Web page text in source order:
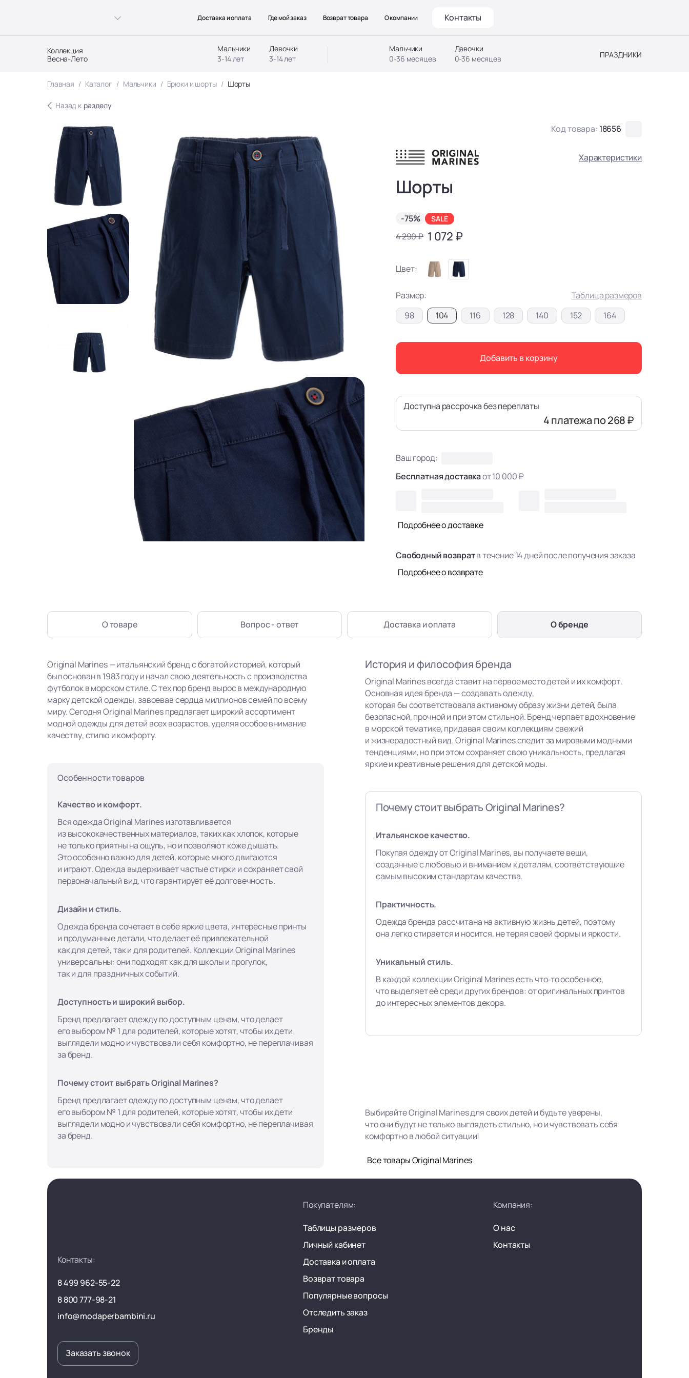
Коллекция
Весна-Лето
Мальчики
3-14 лет
Девочки
3-14 лет
Мальчики
0-36 месяцев
Девочки
0-36 месяцев
ПРАЗДНИКИ
Доставка и оплата Где мой заказ Возврат товара О компании Контакты
Главная Каталог Мальчики Брюки и шорты Шорты
Назад к разделу
Код товара: 18656
Характеристики
Шорты
-75% SALE
4 290 ₽ 1 072 ₽
Цвет:
Размер:
Таблица размеров
98
104 116 128 140 152 164
Добавить в корзину
Доступна рассрочка без переплаты
4 платежапо 268 ₽
Ваш город:
Бесплатная доставкаот 10 000 ₽
Подробнее о доставке
Свободный возвратв течение 14 дней после получения заказа
Подробнее о возврате
О товаре Вопрос - ответ Доставка и оплата О бренде
Original Marines — итальянский бренд с богатой историей, который
был основан в 1983 году и начал свою деятельность с производства
футболок в морском стиле. С тех пор бренд вырос в международную
марку детской одежды, завоевав сердца миллионов семей по всему
миру. Сегодня Original Marines предлагает широкий ассортимент
модной одежды для детей всех возрастов, уделяя особое внимание
качеству, стилю и комфорту.
Особенности товаров
Качество и комфорт.
Вся одежда Original Marines изготавливается
из высококачественных материалов, таких как хлопок, которые
не только приятны на ощупь, но и позволяют коже дышать.
Это особенно важно для детей, которые много двигаются
и играют. Одежда выдерживает частые стирки и сохраняет свой
первоначальный вид, что гарантирует её долговечность.
Дизайн и стиль.
Одежда бренда сочетает в себе яркие цвета, интересные принты
и продуманные детали, что делает её привлекательной
как для детей, так и для родителей. Коллекции Original Marines
универсальны: они подходят как для школы и прогулок,
так и для праздничных событий.
Доступность и широкий выбор.
Бренд предлагает одежду по доступным ценам, что делает
его выбором № 1 для родителей, которые хотят, чтобы их дети
выглядели модно и чувствовали себя комфортно, не переплачивая
за бренд.
Почему стоит выбрать Original Marines?
Бренд предлагает одежду по доступным ценам, что делает
его выбором № 1 для родителей, которые хотят, чтобы их дети
выглядели модно и чувствовали себя комфортно, не переплачивая
за бренд.
История и философия бренда
Original Marines всегда ставит на первое место детей и их комфорт.
Основная идея бренда — создавать одежду,
которая бы соответствовала активному образу жизни детей, была
безопасной, прочной и при этом стильной. Бренд черпает вдохновение
в морской тематике, придавая своим коллекциям свежий
и жизнерадостный вид. Original Marines следит за мировыми модными
тенденциями, но при этом сохраняет свою уникальность, предлагая
яркие и креативные решения для детской моды.
Почему стоит выбрать Original Marines?
Итальянское качество.
Покупая одежду от Original Marines, вы получаете вещи,
созданные с любовью и вниманием к деталям, соответствующие
самым высоким стандартам качества.
Практичность.
Одежда бренда рассчитана на активную жизнь детей, поэтому
она легко стирается и носится, не теряя своей формы и яркости.
Уникальный стиль.
В каждой коллекции Original Marines есть что‑то особенное,
что выделяет её среди других брендов: от оригинальных принтов
до интересных элементов декора.
Выбирайте Original Marines для своих детей и будьте уверены,
что они будут не только выглядеть стильно, но и чувствовать себя
комфортно в любой ситуации!
Все товары Original Marines
Контакты:
8 499 962-55-22
8 800 777-98-21
info@modaperbambini.ru
Заказать звонок
Покупателям:
Таблицы размеров
Личный кабинет
Доставка и оплата
Возврат товара
Популярные вопросы
Отследить заказ
Бренды
Компания:
О нас
Контакты